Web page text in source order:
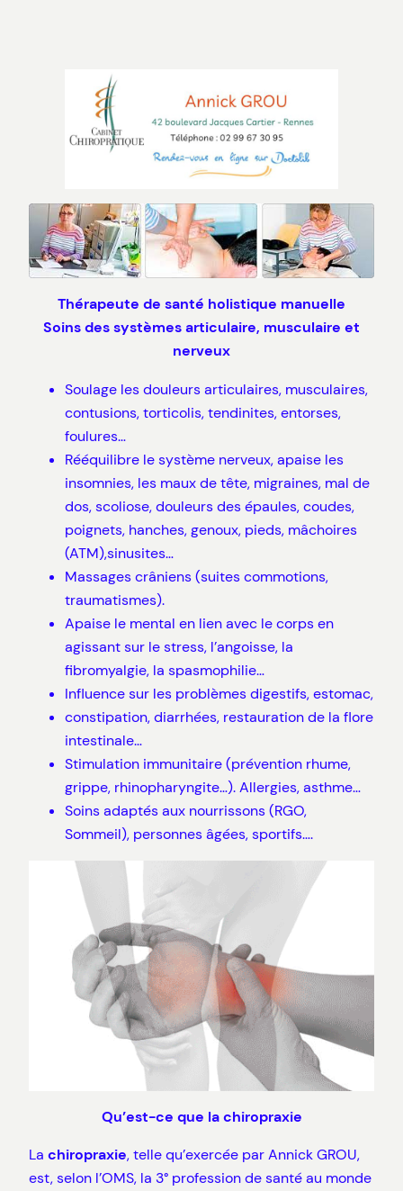
Thérapeute de santé holistique manuelle
Soins des systèmes articulaire, musculaire et
nerveux
Soulage les douleurs articulaires, musculaires,
contusions, torticolis, tendinites, entorses,
foulures…
Rééquilibre le système nerveux, apaise les
insomnies, les maux de tête, migraines, mal de
dos, scoliose, douleurs des épaules, coudes,
poignets, hanches, genoux, pieds, mâchoires
(ATM),sinusites…
Massages crâniens (suites commotions,
traumatismes).
Apaise le mental en lien avec le corps en
agissant sur le stress, l’angoisse, la
fibromyalgie, la spasmophilie…
Influence sur les problèmes digestifs, estomac,
constipation, diarrhées, restauration de la flore
intestinale…
Stimulation immunitaire (prévention rhume,
grippe, rhinopharyngite…). Allergies, asthme…
Soins adaptés aux nourrissons (RGO,
Sommeil), personnes âgées, sportifs….
Qu’est-ce que la chiropraxie
La chiropraxie, telle qu’exercée par Annick GROU,
est, selon l’OMS, la 3° profession de santé au monde